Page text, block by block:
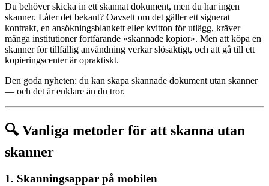
Du behöver skicka in ett skannat dokument, men du har ingen
skanner. Låter det bekant? Oavsett om det gäller ett signerat
kontrakt, en ansökningsblankett eller kvitton för utlägg, kräver
många institutioner fortfarande «skannade kopior». Men att köpa en
skanner för tillfällig användning verkar slösaktigt, och att gå till ett
kopieringscenter är opraktiskt.
Den goda nyheten: du kan skapa skannade dokument utan skanner
— och det är enklare än du tror.
🔍 Vanliga metoder för att skanna utan
skanner
1. Skanningsappar på mobilen